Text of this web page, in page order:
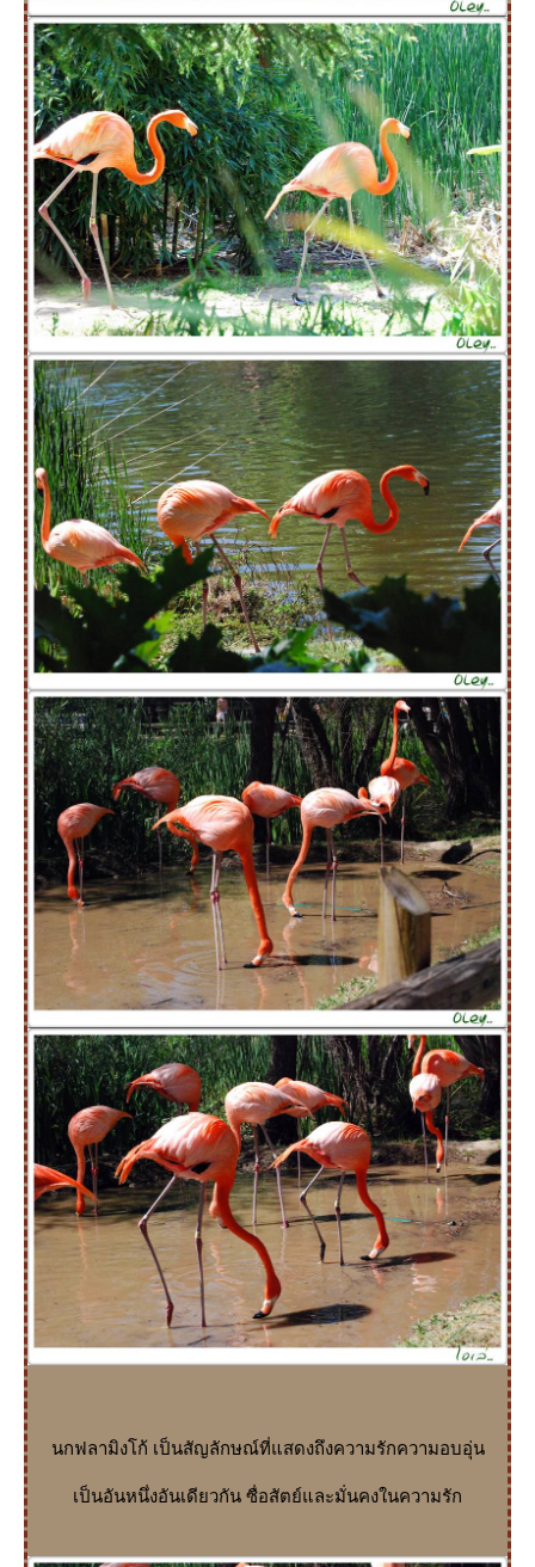
นกฟลามิงโก้ เป็นสัญลักษณ์ที่แสดงถึงความรักความอบอุ่น
เป็นอันหนึ่งอันเดียวกัน ซื่อสัตย์และมั่นคงในความรัก